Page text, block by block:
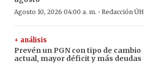
Agosto 10, 2026 04:00 a. m. · Redacción ÚH
+ análisis
Prevén un PGN con tipo de cambio
actual, mayor déficit y más deudas